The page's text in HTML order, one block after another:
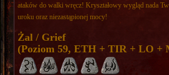
ataków do walki wręcz! Kryształowy wygląd nada
uroku oraz niezastąpionej mocy!
Żal / Grief
(Poziom 59, ETH + TIR + LO +